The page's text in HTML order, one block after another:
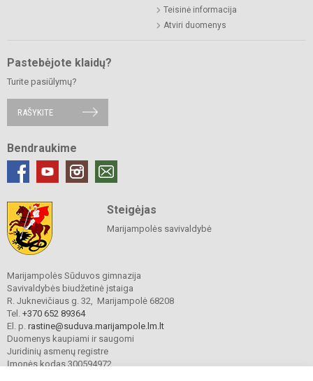
Teisinė informacija
Atviri duomenys
Pastebėjote klaidų?
Turite pasiūlymų?
RAŠYKITE
Bendraukime
Steigėjas
Marijampolės savivaldybė
Marijampolės Sūduvos gimnazija
Savivaldybės biudžetinė įstaiga
R. Juknevičiaus g. 32, Marijampolė 68208
Tel. +370 652 89364
El. p. rastine@suduva.marijampole.lm.lt
Duomenys kaupiami ir saugomi
Juridinių asmenų registre
Įmonės kodas 300594972